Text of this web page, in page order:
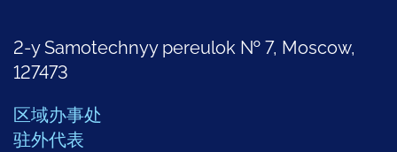
2-y Samotechnyy pereulok № 7, Moscow,
127473
区域办事处
驻外代表